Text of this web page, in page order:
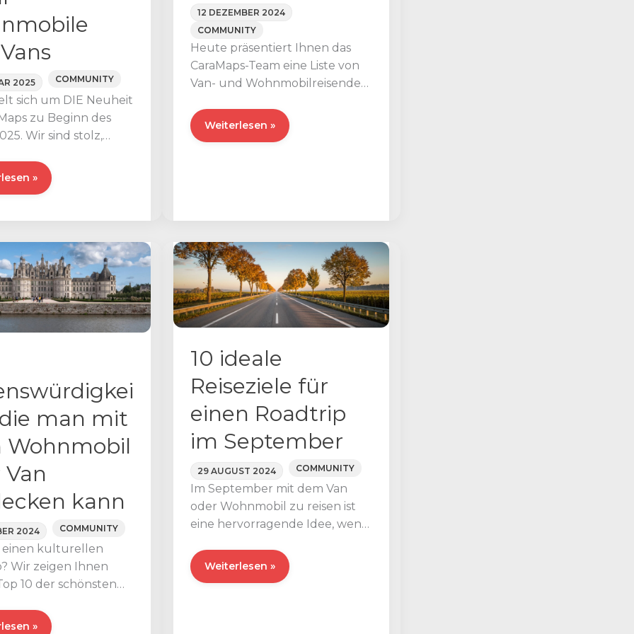
2025 COMMUNITY
sich um DIE Neuheit
zu Beginn des
Wir sind stolz,
»
12 DEZEMBER 2024
COMMUNITY
Heute präsentiert Ihnen das
CaraMaps-Team eine Liste von
Van- und Wohnmobilreisenden,
sozialen Netzwerken folgen
sollten!
Die
besten
und
Wohnmobilreisenden
Weiterlesen »
man mit
Wohnmobil
kann
2024 COMMUNITY
einen kulturellen
Wir zeigen Ihnen
10 der schönsten
oder
»
10 ideale
Reiseziele für
einen Roadtrip
im September
29 AUGUST 2024 COMMUNITY
Im September mit dem Van
oder Wohnmobil zu reisen ist
eine hervorragende Idee, wenn
Touristenrummel des Sommers
10
ideale
Weiterlesen »